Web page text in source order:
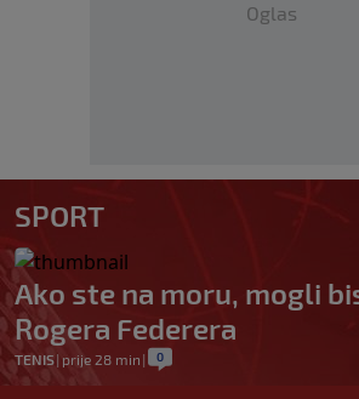
Oglas
SPORT
Ako ste na moru, mogli
Rogera Federera
TENIS| prije 28 min | 0